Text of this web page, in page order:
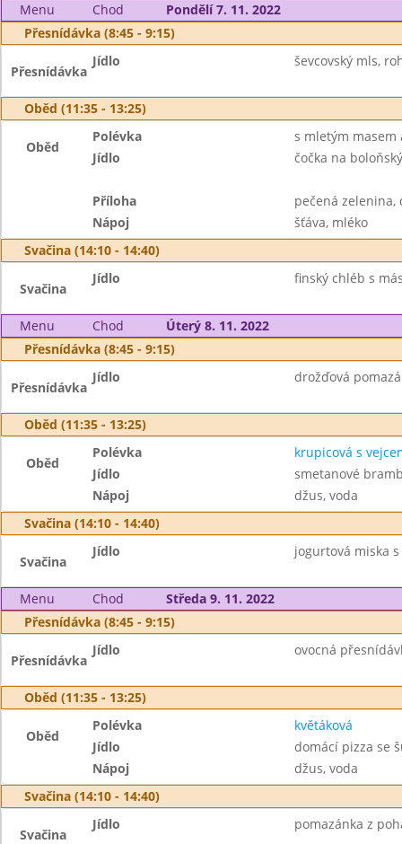
Menu Chod
Pondělí 7. 11. 2022
Přesnídávka (8:45 - 9:15)
Přesnídávka
Jídlo ševcovský mls,
Oběd (11:35 - 13:25)
Oběd
Polévka
s mletým masem
Jídlo
čočka na
Příloha
pečená zelenina,
Nápoj
šťáva, mléko
Svačina (14:10 - 14:40)
Svačina
Jídlo finský chléb s
Menu Chod
Úterý 8. 11. 2022
Přesnídávka (8:45 - 9:15)
Přesnídávka
Jídlo drožďová
Oběd (11:35 - 13:25)
Oběd
Polévka
krupicová s
Jídlo
smetanové
Nápoj
džus, voda
Svačina (14:10 - 14:40)
Svačina
Jídlo jogurtová miska
Menu Chod
Středa 9. 11. 2022
Přesnídávka (8:45 - 9:15)
Přesnídávka
Jídlo ovocná
Oběd (11:35 - 13:25)
Oběd
Polévka
květáková
Jídlo
domácí pizza se
Nápoj
džus, voda
Svačina (14:10 - 14:40)
Svačina
Jídlo pomazánka z